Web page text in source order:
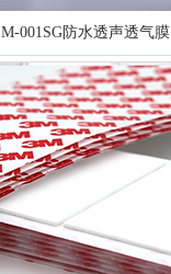
001SG防水透声透气膜